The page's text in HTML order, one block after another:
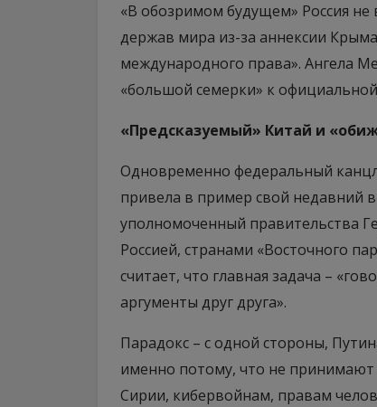
«В обозримом будущем» Россия не
держав мира из-за аннексии
международного права». Ангела
«большой семерки» к
«Предсказуемый» Китай и
Одновременно федеральный
привела в пример свой недавний
уполномоченный правительства
Россией, странами «Восточного
считает, что главная задача –
аргументы друг друга».
Парадокс – с одной стороны,
именно потому, что не принимают
Сирии, кибервойнам, правам